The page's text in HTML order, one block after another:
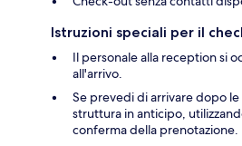
Istruzioni speciali per il
Il personale alla reception si
all'arrivo.
Se prevedi di arrivare dopo
struttura in anticipo,
conferma della prenotazione.